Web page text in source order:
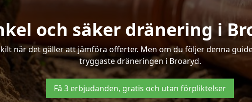
och säker dränering i
när det gäller att jämföra offerter. Men om du följer denna
tryggaste dräneringen i Broaryd.
Få 3 erbjudanden, gratis och utan förpliktelser